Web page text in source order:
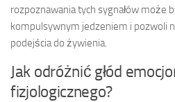
rozpoznawania tych sygnałów może
kompulsywnym jedzeniem i pozwoli
podejścia do żywienia.
Jak odróżnić głód
fizjologicznego?